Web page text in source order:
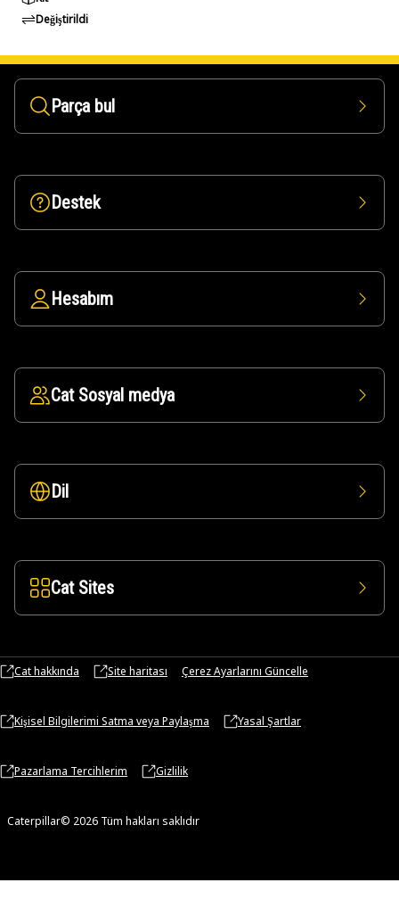
Değiştirildi
Parça bul
Destek
Hesabım
Cat Sosyal medya
Dil
Cat Sites
Cat hakkında Site haritası Çerez Ayarlarını Güncelle
Kişisel Bilgilerimi Satma veya Paylaşma Yasal Şartlar
Pazarlama Tercihlerim Gizlilik
Caterpillar© 2026 Tüm hakları saklıdır